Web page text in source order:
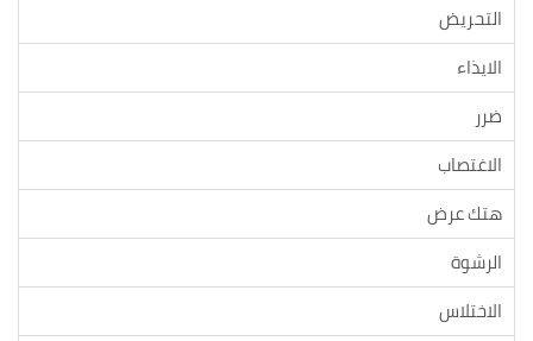
التحريض
الايذاء
ضرر
الاغتصاب
هتك عرض
الرشوة
الاختلاس